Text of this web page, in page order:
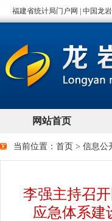
当前位置： 首页 > 信息公
李强主持召
应急体系建